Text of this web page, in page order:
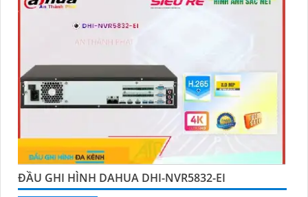
ĐẦU GHI HÌNH DAHUA DHI-NVR5832-EI